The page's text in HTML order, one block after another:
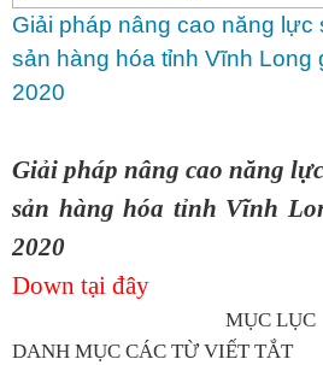
Giải pháp nâng cao năng lực
sản hàng hóa tỉnh Vĩnh Long
2020
Giải pháp nâng cao năng
sản hàng hóa tỉnh Vĩnh
2020
Down tại đây
MỤC LỤC
DANH MỤC CÁC TỪ VIẾT TẮT